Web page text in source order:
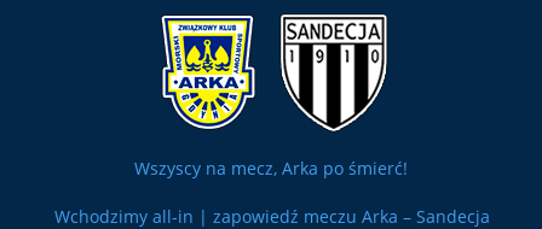
Wszyscy na mecz, Arka po śmierć!
Wchodzimy all-in | zapowiedź meczu Arka – Sandecja